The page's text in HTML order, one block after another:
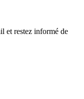
et restez informé de